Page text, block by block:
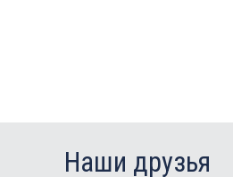
Наши друзья